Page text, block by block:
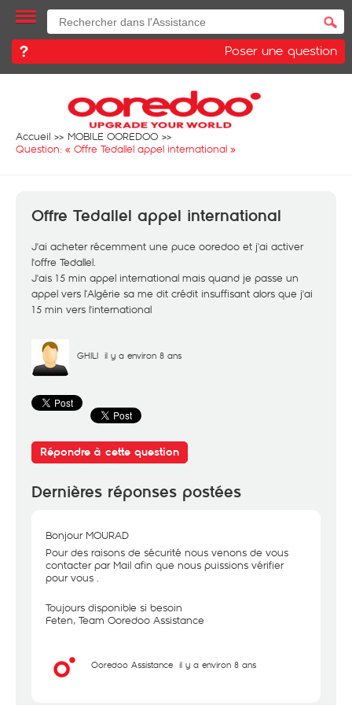
Poser une question
Accueil
MOBILE OOREDOO
Question: « Offre Tedallel appel international »
Offre Tedallel appel international
J'ai acheter récemment une puce ooredoo et j'ai activer
l'offre Tedallel.
J'ais 15 min appel international mais quand je passe un
appel vers l’Algérie sa me dit crédit insuffisant alors que j'ai
15 min vers l'international
GHILI il y a environ 8 ans
Répondre à cette question
Dernières réponses postées
Bonjour MOURAD
Pour des raisons de sécurité nous venons de vous
contacter par Mail afin que nous puissions vérifier
pour vous .
Toujours disponible si besoin
Feten, Team Ooredoo Assistance
Ooredoo Assistance il y a environ 8 ans